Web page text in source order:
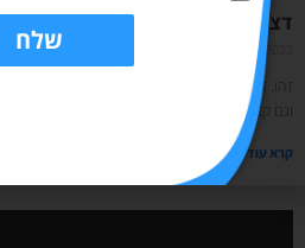
דצמבר 2022- וככה מסתיימת לה עוד שנה
22/11/2022
זהו. דצמבר 2022. יש לנו חודש עמוד
וגם קצרה, שקטה (אחרי שנת קורונה) וסוערת
קרא עוד »
שלח